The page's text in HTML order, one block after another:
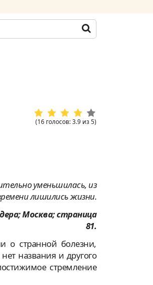
(16 голосов:3.9 из5)
уменьшилась, из
лишились жизни.
Москва; страница
81.
о странной болезни,
названия и другого
стремление